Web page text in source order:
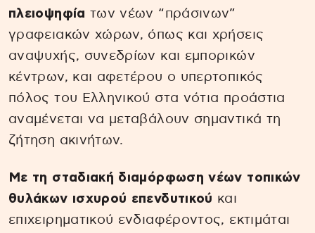
πλειοψηφία των νέων “πράσινων”
γραφειακών χώρων, όπως και χρήσεις
αναψυχής, συνεδρίων και εμπορικών
κέντρων, και αφετέρου ο υπερτοπικός
πόλος του Ελληνικού στα νότια προάστια
αναμένεται να μεταβάλουν σημαντικά τη
ζήτηση ακινήτων.
Με τη σταδιακή διαμόρφωση νέων τοπικών
θυλάκων ισχυρού επενδυτικού και
επιχειρηματικού ενδιαφέροντος, εκτιμάται